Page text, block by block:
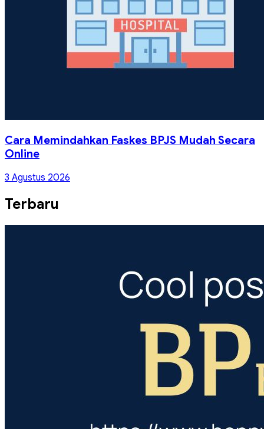
Cara Memindahkan Faskes BPJS Mudah Secara
Online
3 Agustus 2026
Terbaru